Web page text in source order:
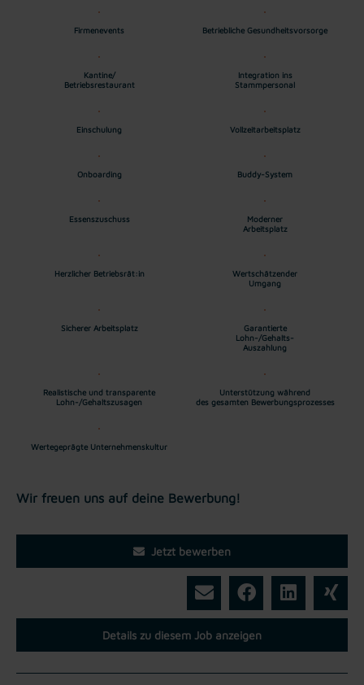
Firmenevents Betriebliche Gesundheitsvorsorge
Kantine/
Betriebsrestaurant
Integration ins
Stammpersonal
Einschulung Vollzeitarbeitsplatz
Onboarding Buddy-System
Essenszuschuss
Moderner
Arbeitsplatz
Herzlicher Betriebsrät:in
Wertschätzender
Umgang
Sicherer Arbeitsplatz
Garantierte
Lohn-/Gehalts-
Auszahlung
Realistische und transparente
Lohn-/Gehaltszusagen
Unterstützung während
des gesamten Bewerbungsprozesses
Wertegeprägte Unternehmenskultur
Wir freuen uns auf deine Bewerbung!
Jetzt bewerben
Details zu diesem Job anzeigen